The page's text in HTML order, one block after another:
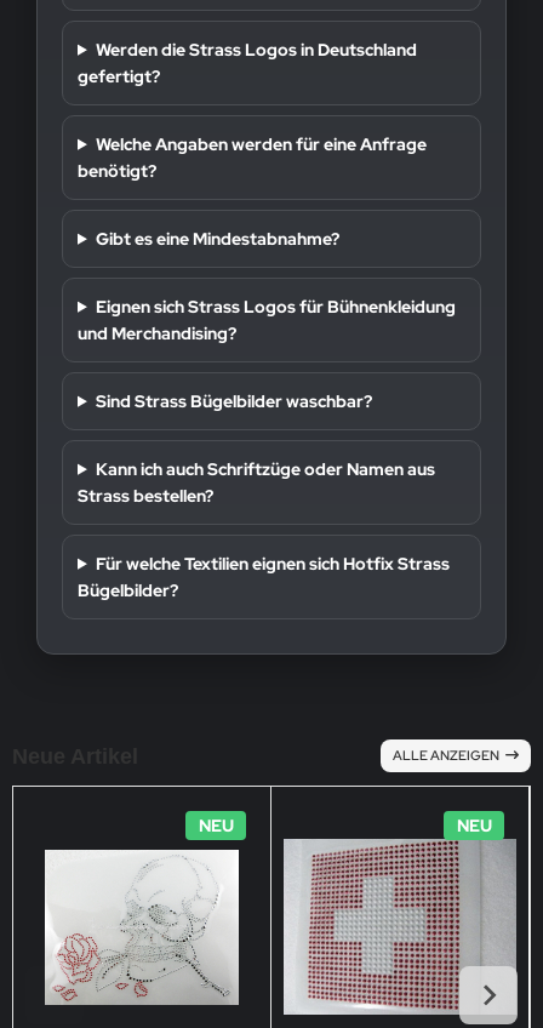
Werden die Strass Logos in Deutschland
gefertigt?
Welche Angaben werden für eine Anfrage
benötigt?
Gibt es eine Mindestabnahme?
Eignen sich Strass Logos für Bühnenkleidung
und Merchandising?
Sind Strass Bügelbilder waschbar?
Kann ich auch Schriftzüge oder Namen aus
Strass bestellen?
Für welche Textilien eignen sich Hotfix Strass
Bügelbilder?
ALLE ANZEIGEN
NEU NEU